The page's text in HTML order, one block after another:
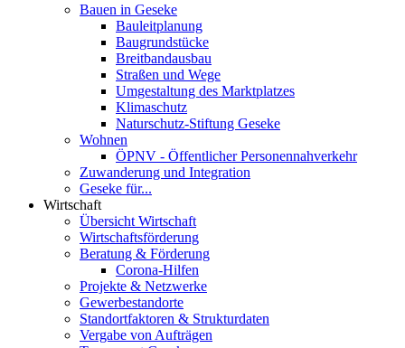
Bauen in Geseke
Bauleitplanung
Baugrundstücke
Breitbandausbau
Straßen und Wege
Umgestaltung des Marktplatzes
Klimaschutz
Naturschutz-Stiftung Geseke
Wohnen
ÖPNV - Öffentlicher Personennahverkehr
Zuwanderung und Integration
Geseke für...
Wirtschaft
Übersicht Wirtschaft
Wirtschaftsförderung
Beratung & Förderung
Corona-Hilfen
Projekte & Netzwerke
Gewerbestandorte
Standortfaktoren & Strukturdaten
Vergabe von Aufträgen